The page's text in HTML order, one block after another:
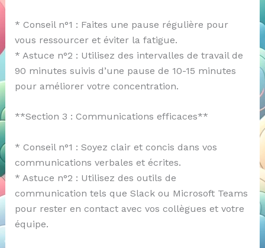
* Conseil n°1 : Faites une pause régulière pour
vous ressourcer et éviter la fatigue.
* Astuce n°2 : Utilisez des intervalles de travail de
90 minutes suivis d’une pause de 10-15 minutes
pour améliorer votre concentration.
**Section 3 : Communications efficaces**
* Conseil n°1 : Soyez clair et concis dans vos
communications verbales et écrites.
* Astuce n°2 : Utilisez des outils de
communication tels que Slack ou Microsoft Teams
pour rester en contact avec vos collègues et votre
équipe.